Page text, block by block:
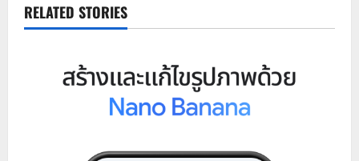
a
RELATED STORIES